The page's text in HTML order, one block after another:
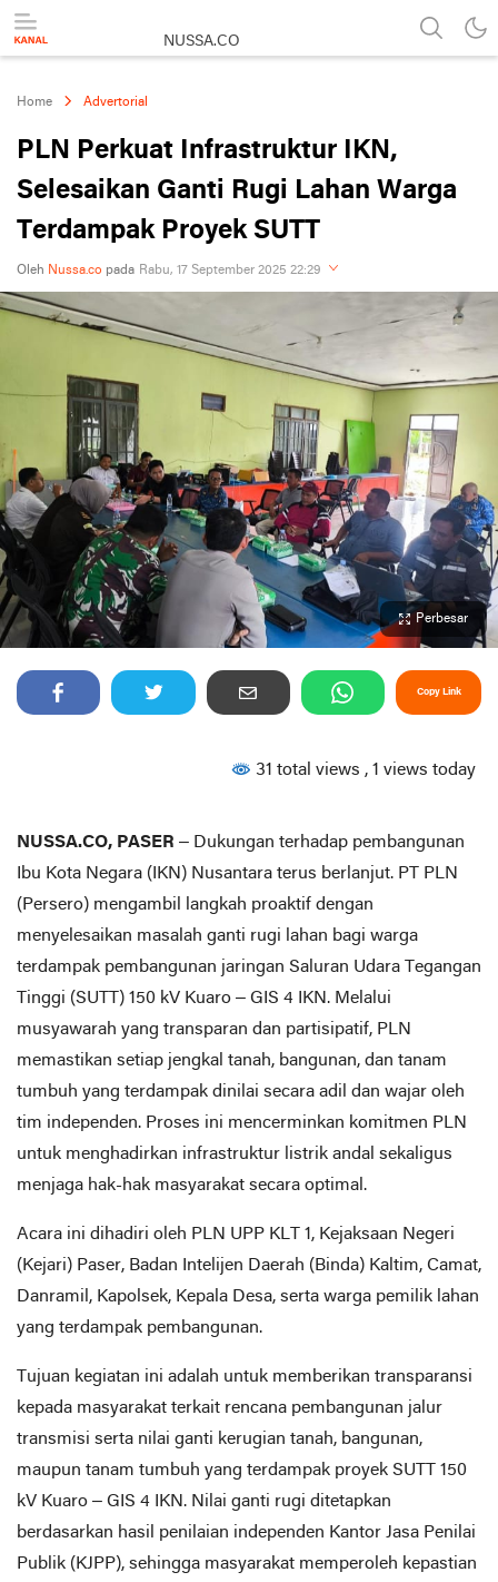
NUSSA.CO
Home Advertorial
PLN Perkuat Infrastruktur IKN,
Selesaikan Ganti Rugi Lahan Warga
Terdampak Proyek SUTT
Oleh Nussa.co pada Rabu, 17 September 2025 22:29
Perbesar
Copy Link
31 total views , 1 views today
NUSSA.CO, PASER – Dukungan terhadap pembangunan
Ibu Kota Negara (IKN) Nusantara terus berlanjut. PT PLN
(Persero) mengambil langkah proaktif dengan
menyelesaikan masalah ganti rugi lahan bagi warga
terdampak pembangunan jaringan Saluran Udara Tegangan
Tinggi (SUTT) 150 kV Kuaro – GIS 4 IKN. Melalui
musyawarah yang transparan dan partisipatif, PLN
memastikan setiap jengkal tanah, bangunan, dan tanam
tumbuh yang terdampak dinilai secara adil dan wajar oleh
tim independen. Proses ini mencerminkan komitmen PLN
untuk menghadirkan infrastruktur listrik andal sekaligus
menjaga hak-hak masyarakat secara optimal.
Acara ini dihadiri oleh PLN UPP KLT 1, Kejaksaan Negeri
(Kejari) Paser, Badan Intelijen Daerah (Binda) Kaltim, Camat,
Danramil, Kapolsek, Kepala Desa, serta warga pemilik lahan
yang terdampak pembangunan.
Tujuan kegiatan ini adalah untuk memberikan transparansi
kepada masyarakat terkait rencana pembangunan jalur
transmisi serta nilai ganti kerugian tanah, bangunan,
maupun tanam tumbuh yang terdampak proyek SUTT 150
kV Kuaro – GIS 4 IKN. Nilai ganti rugi ditetapkan
berdasarkan hasil penilaian independen Kantor Jasa Penilai
Publik (KJPP), sehingga masyarakat memperoleh kepastian